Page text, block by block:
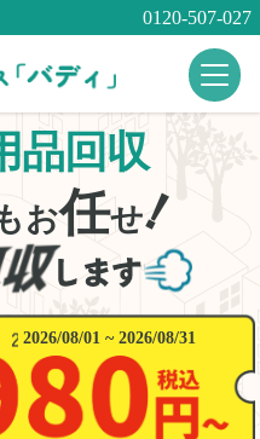
0120-507-027
品回収
お任せ
！
2026/08/01 ~ 2026/08/31